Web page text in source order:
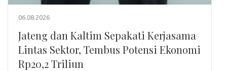
06.08.2026
Jateng dan Kaltim Sepakati Kerjasama
Lintas Sektor, Tembus Potensi Ekonomi
Rp20,2 Triliun